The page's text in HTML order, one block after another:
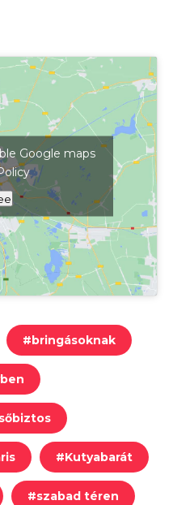
Google maps
#bringásoknak
#Kutyabarát
#szabad téren